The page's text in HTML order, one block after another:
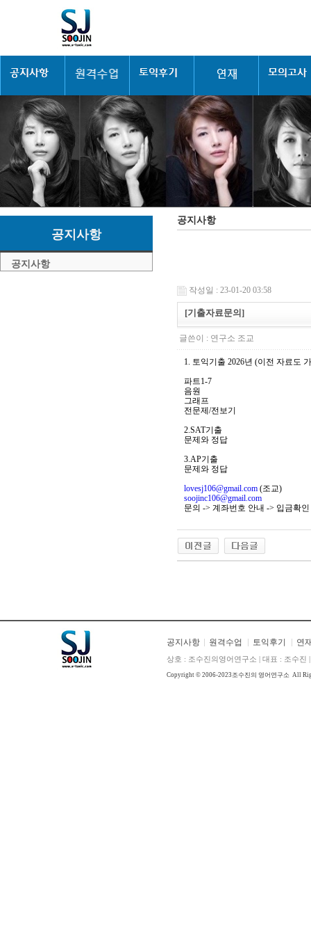
공지사항
공지사항
공지사항
작성일 : 23-01-20 03:58
[기출자료문의]
글쓴이 : 연구소 조교
1. 토익기출 2026년 (이전 자료도
파트1-7
음원
그래프
전문제/전보기
2.SAT기출
문제와 정답
3.AP기출
문제와 정답
lovesj106@gmail.com (조교)
soojinc106@gmail.com
문의 -> 계좌번호 안내 -> 입금확
공지사항 원격수업 토익후기 연
상호 : 조수진의영어연구소 | 대표 : 조수진
Copyright © 2006-2023 조수진의 영어연구소 All